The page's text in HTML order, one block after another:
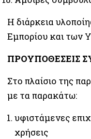
Η διάρκεια
Εμπορίου και των
ΠΡΟΥΠΟΘΕΣΕΙΣ
Στο πλαίσιο της
με τα παρακάτω:
υφιστάμενες
χρήσεις